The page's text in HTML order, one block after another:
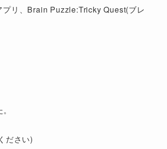
リ、Brain Puzzle:Tricky Quest(ブレ
ださい)